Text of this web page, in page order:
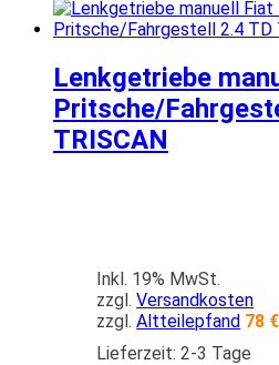
Lenkgetriebe
Pritsche/
TRISCAN
Inkl. 19% MwSt.
zzgl.Versandkosten
zzgl.Altteilepfand 78 €
Lieferzeit: 2-3 Tage